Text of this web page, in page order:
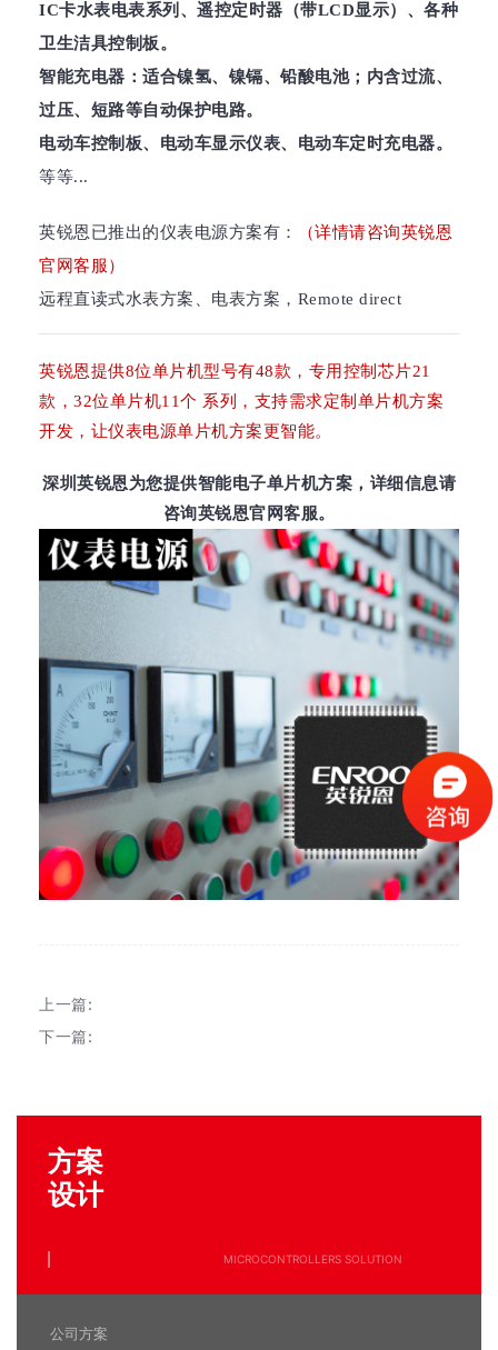
IC卡水表电表系列、遥控定时器（带LCD显示）、各种
卫生洁具控制板。
智能充电器：适合镍氢、镍镉、铅酸电池；内含过流、
过压、短路等自动保护电路。
电动车控制板、电动车显示仪表、电动车定时充电器。
等等...
英锐恩已推出的仪表电源方案有：
（详情请咨询英锐恩
官网客服）
远程直读式水表方案、电表方案，Remote direct
英锐恩提供8位单片机型号有48款，专用控制芯片21
款，32位单片机11个 系列，支持需求定制单片机方案
开发，让仪表电源单片机方案更智能。
深圳英锐恩为您提供智能电子单片机方案，详细信息请
咨询英锐恩官网客服。
上一篇:
下一篇:
方案
设计
MICROCONTROLLERS SOLUTION
公司方案